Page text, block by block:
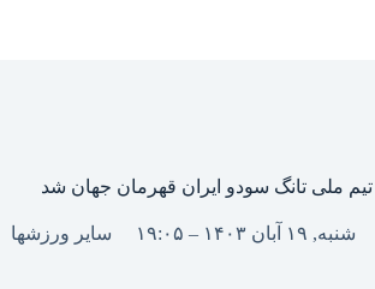
تیم ملی تانگ سودو ایران قهرمان جهان شد
شنبه, ۱۹ آبان ۱۴۰۳ – ۱۹:۰۵ سایر ورزشها